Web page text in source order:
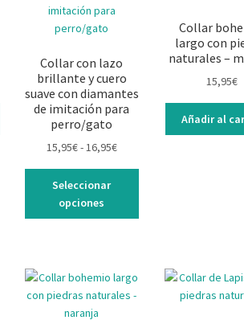
Collar con lazo
brillante y cuero
suave con diamantes
de imitación para
perro/gato
15,95€-16,95€Rango
15,95€
Seleccionar
opciones
opciones
Collar
largo con
naturales –
15,95€
Añadir al